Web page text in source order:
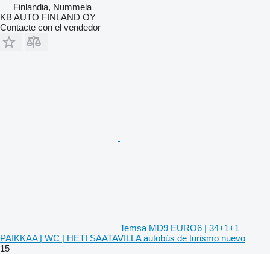
Finlandia, Nummela
KB AUTO FINLAND OY
Contacte con el vendedor
Temsa MD9 EURO6 | 34+1+1
PAIKKAA | WC | HETI SAATAVILLA autobús de turismo nuevo
15